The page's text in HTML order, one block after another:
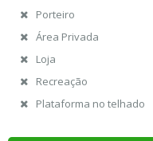
Porteiro
Área Privada
Loja
Recreação
Plataforma no telhado